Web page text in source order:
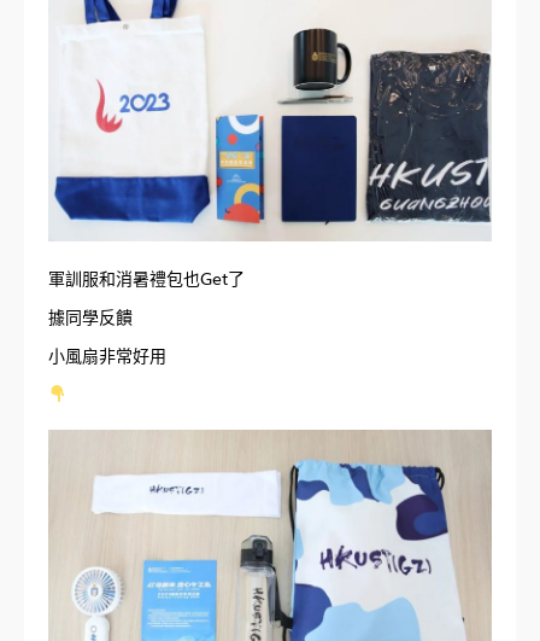
軍訓服和消暑禮包也Get了
據同學反饋
小風扇非常好用